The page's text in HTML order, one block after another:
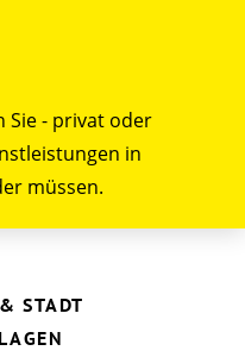
Sie - privat oder
in
müssen.
STADT